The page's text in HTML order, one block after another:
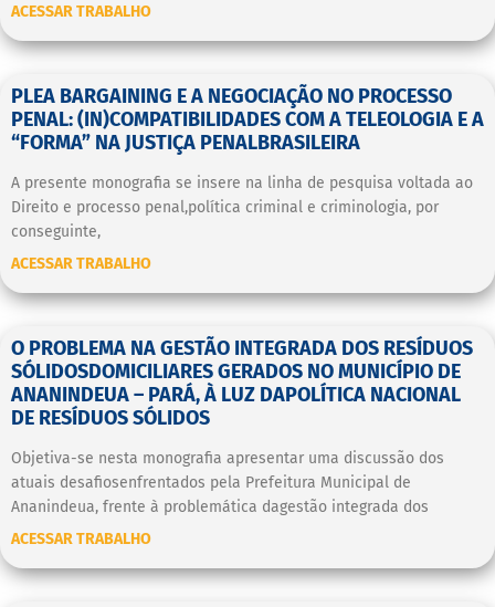
ACESSAR TRABALHO
PLEA BARGAINING E A NEGOCIAÇÃO NO PROCESSO
PENAL: (IN)COMPATIBILIDADES COM A TELEOLOGIA E A
“FORMA” NA JUSTIÇA PENALBRASILEIRA
A presente monografia se insere na linha de pesquisa voltada ao
Direito e processo penal,política criminal e criminologia, por
conseguinte,
ACESSAR TRABALHO
O PROBLEMA NA GESTÃO INTEGRADA DOS RESÍDUOS
SÓLIDOSDOMICILIARES GERADOS NO MUNICÍPIO DE
ANANINDEUA – PARÁ, À LUZ DAPOLÍTICA NACIONAL
DE RESÍDUOS SÓLIDOS
Objetiva-se nesta monografia apresentar uma discussão dos
atuais desafiosenfrentados pela Prefeitura Municipal de
Ananindeua, frente à problemática dagestão integrada dos
ACESSAR TRABALHO